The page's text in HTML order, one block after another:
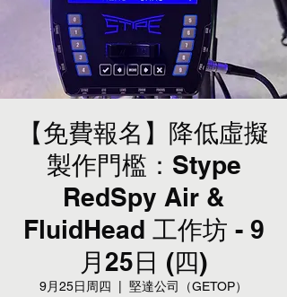
【免費報名】降低虛擬
製作門檻：Stype
RedSpy Air &
FluidHead 工作坊 - 9
月25日 (四)
9月25日周四 堅達公司（GETOP）